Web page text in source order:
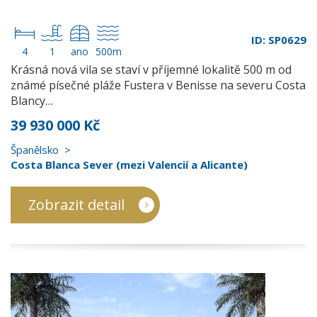
4 1 ano 500m
ID: SP0629
Krásná nová vila se staví v příjemné lokalitě 500 m od
známé písečné pláže Fustera v Benisse na severu Costa
Blancy…
39 930 000 Kč
Španělsko
Costa Blanca Sever (mezi Valencií a Alicante)
Zobrazit detail